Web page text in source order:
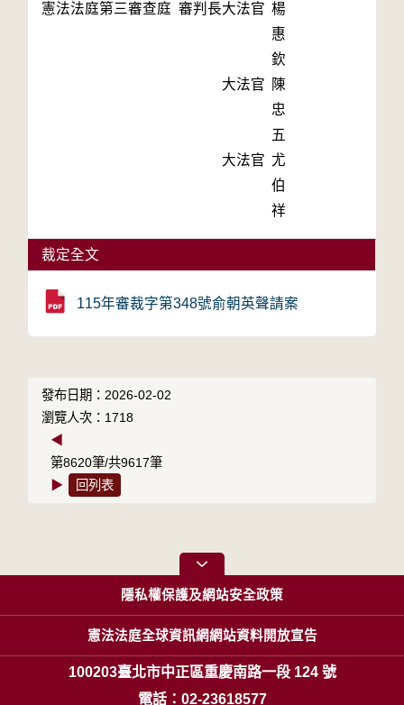
憲法法庭第三審查庭 審判長大法官 楊
惠
欽
大法官
陳
忠
五
大法官 尤
伯
祥
裁定全文
115年審裁字第348號俞朝英聲請案
發布日期：2026-02-02
瀏覽人次：1718
◀
第8620筆/共9617筆
▶
回列表
隱私權保護及網站安全政策
憲法法庭全球資訊網網站資料開放宣告
100203臺北市中正區重慶南路一段 124 號
電話：02-23618577